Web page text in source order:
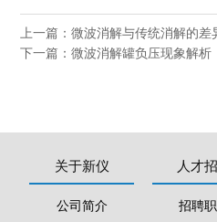
上一篇：微波消解与传统消解的差
下一篇：微波消解罐负压现象解析
关于新仪
公司简介
人才
招聘